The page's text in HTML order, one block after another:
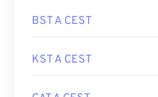
BST A CEST
KST A CEST